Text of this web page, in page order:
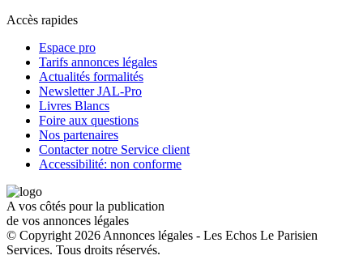
Accès rapides
Espace pro
Tarifs annonces légales
Actualités formalités
Newsletter JAL-Pro
Livres Blancs
Foire aux questions
Nos partenaires
Contacter notre Service client
Accessibilité: non conforme
A vos côtés pour la publication
de vos annonces légales
© Copyright 2026 Annonces légales - Les Echos Le Parisien
Services. Tous droits réservés.